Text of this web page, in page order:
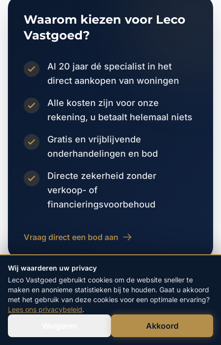
Waarom kiezen voor Leco
Vastgoed?
Al 20 jaar dé specialist in het
direct aankopen van woningen
Alle kosten zijn voor onze
rekening, u betaalt helemaal niets
Gratis en vrijblijvende
onderhandelingen en bod
Directe zekerheid zonder
verkoop- of
financieringsvoorbehoud
Vraag direct een bod aan
VORIGE WOONPLAATS
Bel Ons Direct
Wij waarderen uw privacy
Leco Vastgoed gebruikt cookies om de website sneller te
maken en anonieme statistieken bij te houden. Gaat u akkoord
met het gebruik van deze cookies voor een optimale ervaring?
Lees ons privacybeleid.
Akkoord